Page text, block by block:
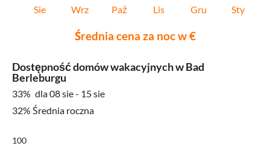
Sie Wrz Paź Lis Gru Sty
Średnia cena za noc w €
Dostępność domów wakacyjnych w Bad
Berleburgu
33% dla 08 sie - 15 sie
32% Średnia roczna
100